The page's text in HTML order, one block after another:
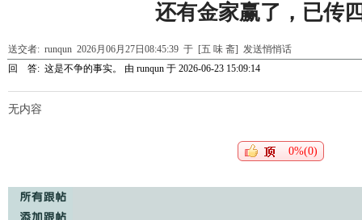
还有金家赢了，已传
送交者: runqun 2026月06月27日08:45:39 于 [五 味 斋] 发送悄悄话
回 答: 这是不争的事实。 由 runqun 于 2026-06-23 15:09:14
无内容
0%(0)